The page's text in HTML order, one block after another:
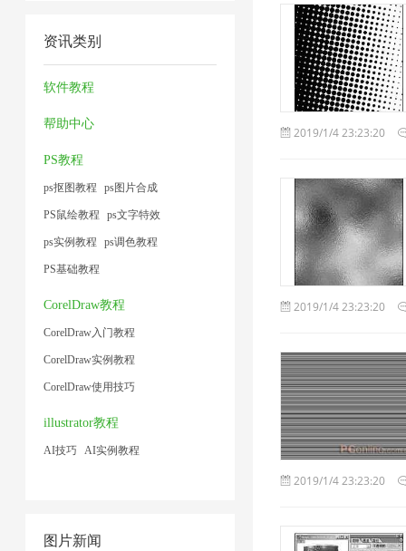
技
术
1
1
2
1
资讯类别
软件教程
帮助中心
PS教程
ps抠图教程 ps图片合成
PS鼠绘教程 ps文字特效
ps实例教程 ps调色教程
PS基础教程
CorelDraw教程
CorelDraw入门教程
CorelDraw实例教程
CorelDraw使用技巧
illustrator教程
AI技巧 AI实例教程
图片新闻
2019/1/4 23:23:20
2019/1/4 23:23:20
2019/1/4 23:23:20